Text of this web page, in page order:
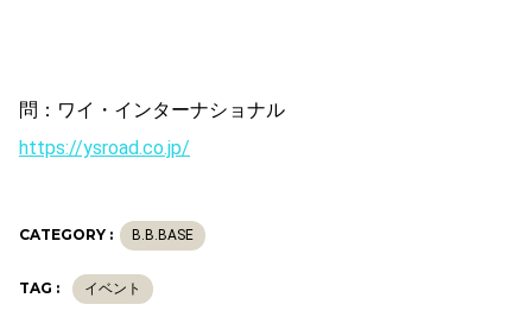
問：ワイ・インターナショナル
https://ysroad.co.jp/
CATEGORY : B.B.BASE
TAG : イベント